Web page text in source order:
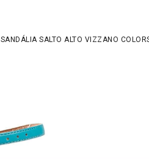
SANDÁLIA SALTO ALTO VIZZANO